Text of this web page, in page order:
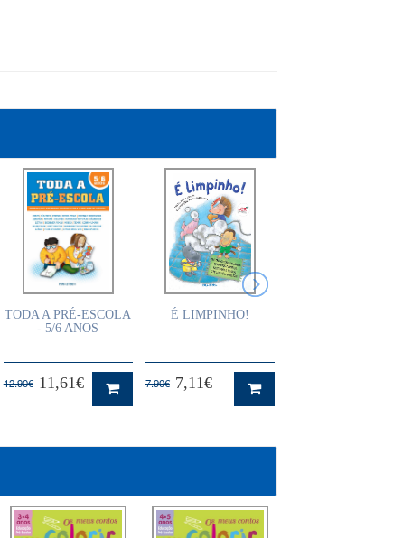
TODA A PRÉ-ESCOLA
- 5/6 ANOS
12.90€ 11,61€
É LIMPINHO!
7.90€ 7,11€